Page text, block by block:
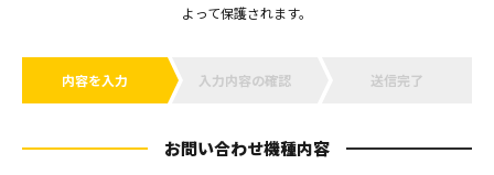
よって保護されます。
内容を入力 入力内容の確認 送信完了
お問い合わせ機種内容